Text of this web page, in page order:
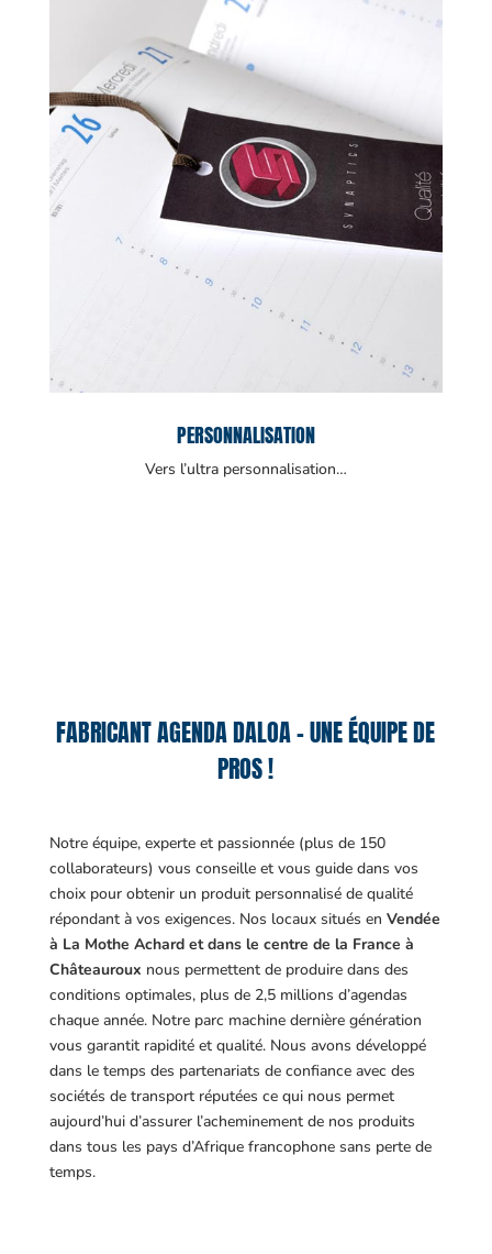
PERSONNALISATION
Vers l’ultra personnalisation…
FABRICANT AGENDA DALOA – UNE ÉQUIPE DE
PROS !
Notre équipe, experte et passionnée (plus de 150
collaborateurs) vous conseille et vous guide dans vos
choix pour obtenir un produit personnalisé de qualité
répondant à vos exigences. Nos locaux situés en Vendée
à La Mothe Achard et dans le centre de la France à
Châteauroux nous permettent de produire dans des
conditions optimales, plus de 2,5 millions d’agendas
chaque année. Notre parc machine dernière génération
vous garantit rapidité et qualité. Nous avons développé
dans le temps des partenariats de confiance avec des
sociétés de transport réputées ce qui nous permet
aujourd’hui d’assurer l’acheminement de nos produits
dans tous les pays d’Afrique francophone sans perte de
temps.